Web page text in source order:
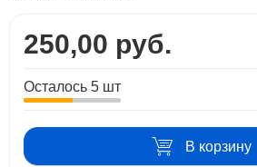
250,00 руб.
Осталось 5 шт
В корзину